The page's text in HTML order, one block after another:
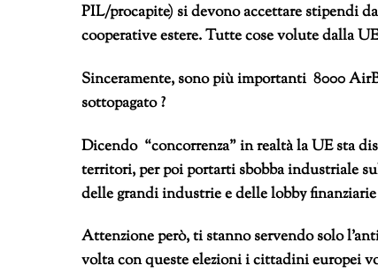
PIL/procapite) si devono accettare stipendi
cooperative estere. Tutte cose volute dalla
Sinceramente, sono più importanti 8000
sottopagato ?
Dicendo “concorrenza” in realtà la UE sta
territori, per poi portarti sbobba industriale
delle grandi industrie e delle lobby
Attenzione però, ti stanno servendo solo
volta con queste elezioni i cittadini europei